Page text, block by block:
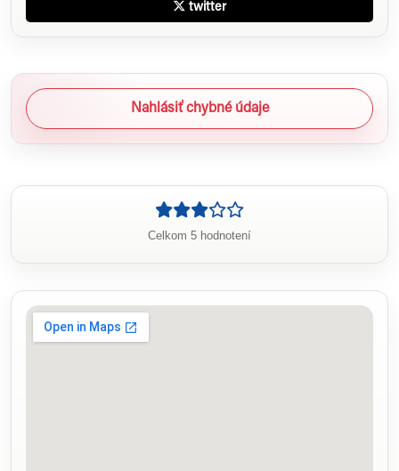
twitter
Nahlásiť chybné údaje
Celkom 5 hodnotení